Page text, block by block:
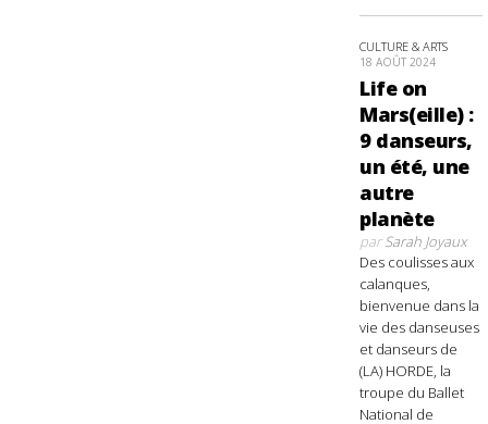
CULTURE & ARTS
18 AOÛT 2024
Life on
Mars(eille) :
9 danseurs,
un été, une
autre
planète
parSarah Joyaux
Des coulisses aux
calanques,
bienvenue dans la
vie des danseuses
et danseurs de
(LA) HORDE, la
troupe du Ballet
National de